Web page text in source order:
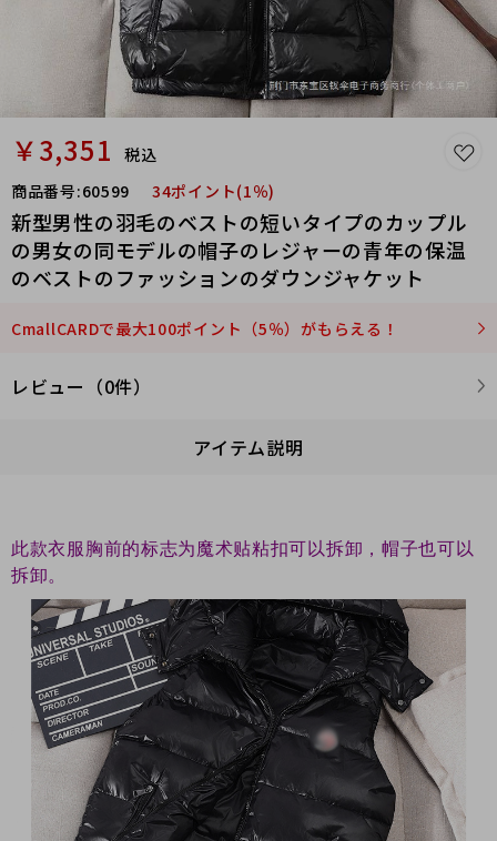
￥3,351
税込
商品番号:60599 34ポイント(1％)
新型男性の羽毛のベストの短いタイプのカップル
の男女の同モデルの帽子のレジャーの青年の保温
のベストのファッションのダウンジャケット
CmallCARDで最大100ポイント（5％）がもらえる！
レビュー（0件）
アイテム説明
此款衣服胸前的标志为魔术贴粘扣可以拆卸，帽子也可以
拆卸。